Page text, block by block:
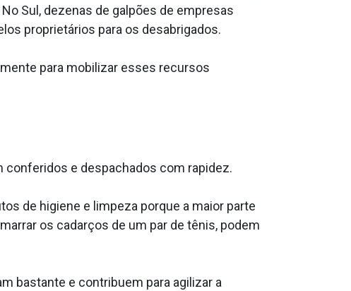
Sul, dezenas de galpões de empresas
proprietários para os desabrigados.
para mobilizar esses recursos
conferidos e despachados com rapidez.
de higiene e limpeza porque a maior parte
os cadarços de um par de tênis, podem
bastante e contribuem para agilizar a